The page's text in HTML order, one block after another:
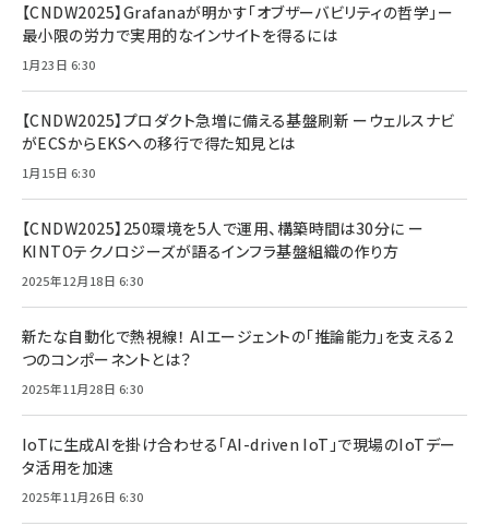
【CNDW2025】Grafanaが明かす「オブザーバビリティの哲学」ー
最小限の労力で実用的なインサイトを得るには
1月23日 6:30
【CNDW2025】プロダクト急増に備える基盤刷新 ーウェルスナビ
がECSからEKSへの移行で得た知見とは
1月15日 6:30
【CNDW2025】250環境を5人で運用、構築時間は30分に ー
KINTOテクノロジーズが語るインフラ基盤組織の作り方
2025年12月18日 6:30
新たな自動化で熱視線！ AIエージェントの「推論能力」を支える2
つのコンポーネントとは？
2025年11月28日 6:30
IoTに生成AIを掛け合わせる「AI-driven IoT」で現場のIoTデー
タ活用を加速
2025年11月26日 6:30